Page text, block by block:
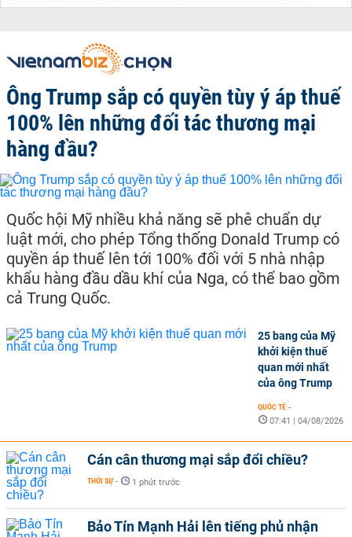
Ông Trump sắp có quyền tùy ý áp thuế
100% lên những đối tác thương mại
hàng đầu?
Quốc hội Mỹ nhiều khả năng sẽ phê chuẩn dự
luật mới, cho phép Tổng thống Donald Trump có
quyền áp thuế lên tới 100% đối với 5 nhà nhập
khẩu hàng đầu dầu khí của Nga, có thể bao gồm
cả Trung Quốc.
25 bang của Mỹ
khởi kiện thuế
quan mới nhất
của ông Trump
QUỐC TẾ -
07:41 | 04/08/2026
Cán cân thương mại sắp đổi chiều?
THỜI SỰ - 1 phút trước
Bảo Tín Mạnh Hải lên tiếng phủ nhận